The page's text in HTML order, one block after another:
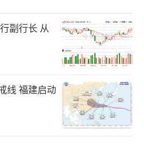
副行长 从
线 福建启动